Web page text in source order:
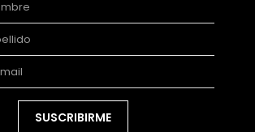
SUSCRIBIRME